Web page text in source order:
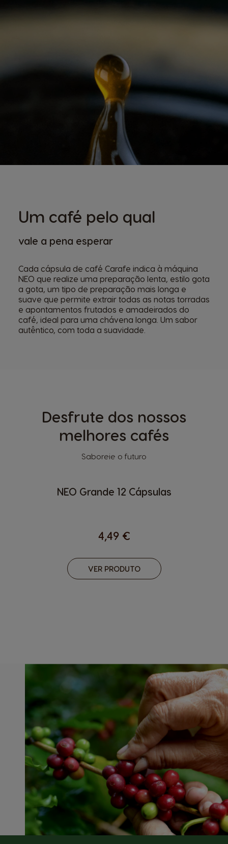
Um café pelo qual
vale a pena esperar
Cada cápsula de café Carafe indica à máquina
NEO que realize uma preparação lenta, estilo gota
a gota, um tipo de preparação mais longa e
suave que permite extrair todas as notas torradas
e apontamentos frutados e amadeirados do
café, ideal para uma chávena longa. Um sabor
autêntico, com toda a suavidade.
Desfrute dos nossos
melhores cafés
Saboreie o futuro
NEO Grande 12 Cápsulas
4,49 €
VER PRODUTO